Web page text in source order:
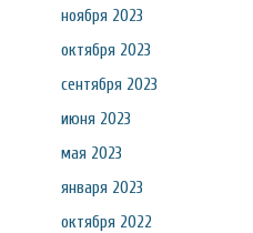
ноября 2023
октября 2023
сентября 2023
июня 2023
мая 2023
января 2023
октября 2022